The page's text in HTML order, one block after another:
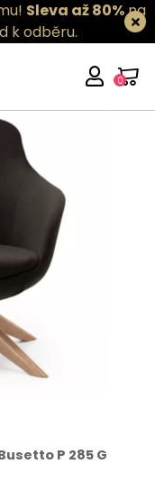
Sleva až 80%na
k odběru.
0
P 285 G